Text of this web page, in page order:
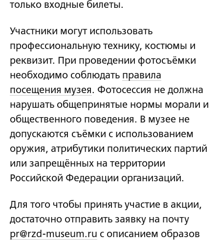
только входные билеты.
Участники могут использовать
профессиональную технику, костюмы и
реквизит. При проведении фотосъёмки
необходимо соблюдать правила
посещения музея. Фотосессия не должна
нарушать общепринятые нормы морали и
общественного поведения. В музее не
допускаются съёмки с использованием
оружия, атрибутики политических партий
или запрещённых на территории
Российской Федерации организаций.
Для того чтобы принять участие в акции,
достаточно отправить заявку на почту
pr@rzd-museum.ru с описанием образов